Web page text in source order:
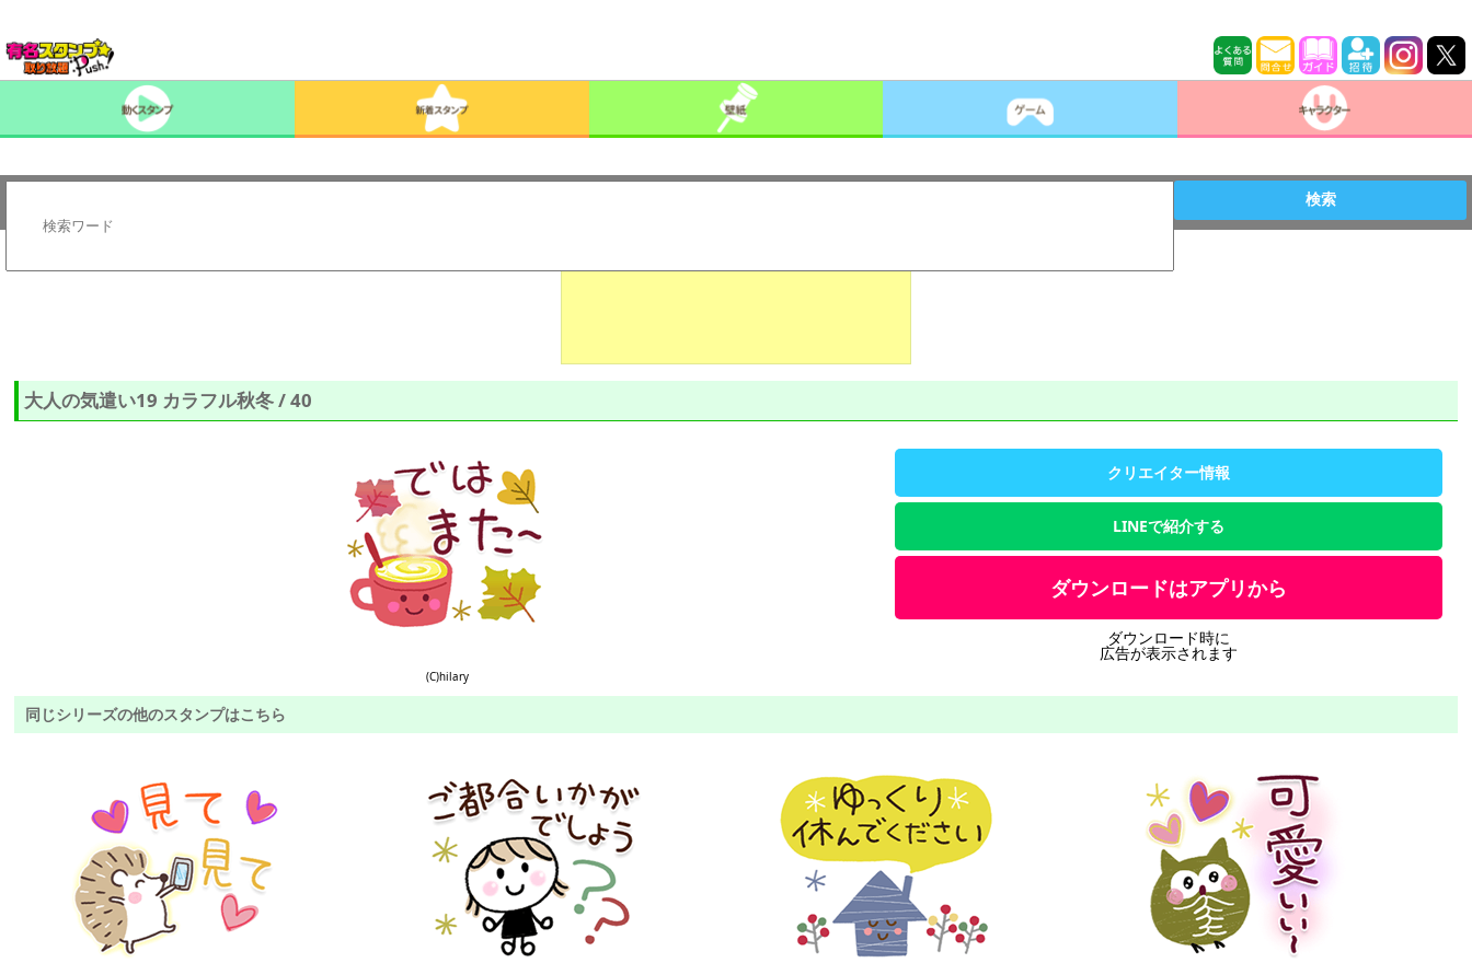
検索
大人の気遣い19 カラフル秋冬 / 40
(C)hilary
クリエイター情報
LINEで紹介する
ダウンロードはアプリから
ダウンロード時に
広告が表示されます
同じシリーズの他のスタンプはこちら